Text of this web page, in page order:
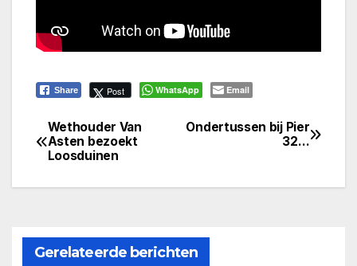
Share Post WhatsApp Email
Bericht
navigatie
Ondertussen bij Pier
32…
Wethouder Van
Asten bezoekt
Loosduinen
Gerelateerde berichten